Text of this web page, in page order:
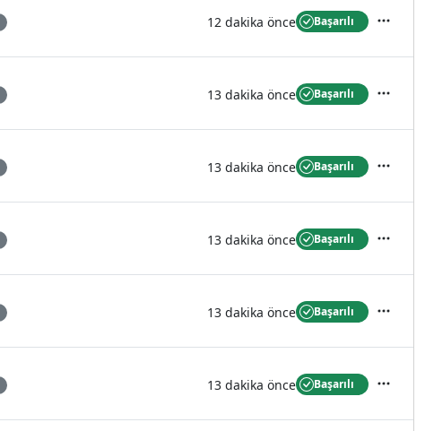
12 dakika önce Başarılı İşlemler
13 dakika önce Başarılı İşlemler
13 dakika önce Başarılı İşlemler
13 dakika önce Başarılı İşlemler
13 dakika önce Başarılı İşlemler
13 dakika önce Başarılı İşlemler